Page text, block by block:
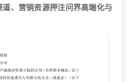
、营销资源押注问界高端化与